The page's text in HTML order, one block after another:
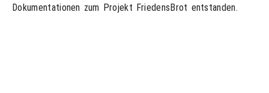
Dokumentationen zum Projekt FriedensBrot entstanden.